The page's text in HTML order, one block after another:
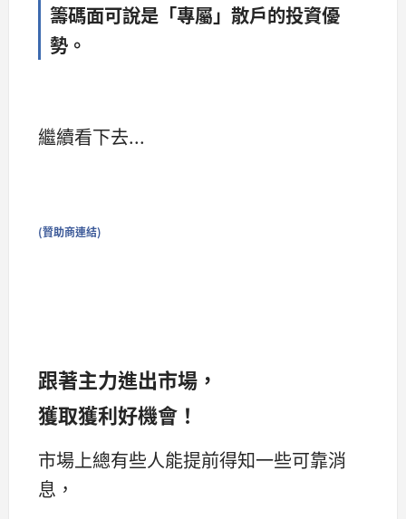
籌碼面可說是「專屬」散戶的投資優
勢。
繼續看下去...
(贊助商連結)
跟著主力進出市場，
獲取獲利好機會！
市場上總有些人能提前得知一些可靠消
息，